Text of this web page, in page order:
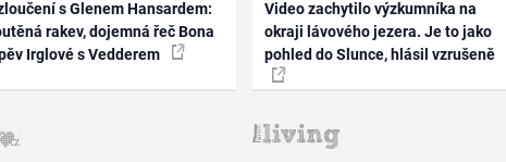
s Glenem Hansardem:
rakev, dojemná řeč Bona
Irglové s Vedderem
Video zachytilo výzkumníka na
okraji lávového jezera. Je to jako
pohled do Slunce, hlásil vzrušeně